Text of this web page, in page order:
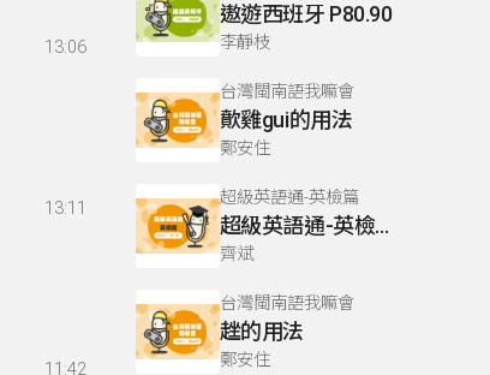
13:06
13:11
11:42
遨遊西班牙 P80.90
李靜枝
台灣閩南語我嘛會
歕雞gui的用法
鄭安住
超級英語通-英檢篇
超級英語通-英檢篇 035 Weekend Trip- 週末旅遊
齊斌
台灣閩南語我嘛會
趖的用法
鄭安住